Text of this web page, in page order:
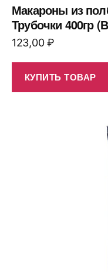
Макароны из
Трубочки 400гр
123,00₽
КУПИТЬ ТОВАР